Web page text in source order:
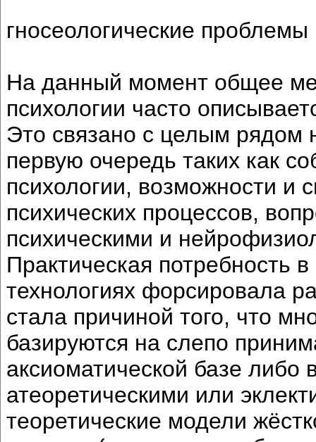
гносеологические проблемы
На данный момент общее
психологии часто
Это связано с целым рядом
первую очередь таких как
психологии, возможности и
психических процессов,
психическими и
Практическая потребность
технологиях форсировала
стала причиной того, что
базируются на слепо
аксиоматической базе
атеоретическими или
теоретические модели